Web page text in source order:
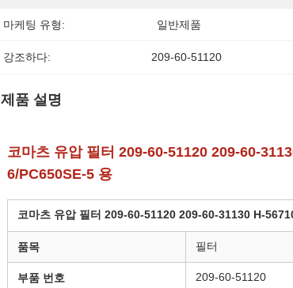
마케팅 유형: 일반제품
강조하다: 209-60-51120
제품 설명
코마츠 유압 필터 209-60-51120 209-60-
6/PC650SE-5 용
코마츠 유압 필터 209-60-51120 209-60-31130 H-
품목 필터
부품 번호 209-60-51120